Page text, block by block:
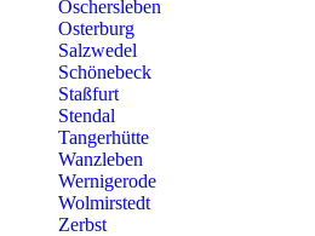
Oschersleben
Osterburg
Salzwedel
Schönebeck
Staßfurt
Stendal
Tangerhütte
Wanzleben
Wernigerode
Wolmirstedt
Zerbst